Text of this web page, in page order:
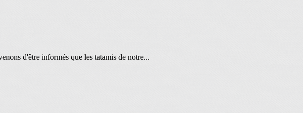
d'être informés que les tatamis de notre...